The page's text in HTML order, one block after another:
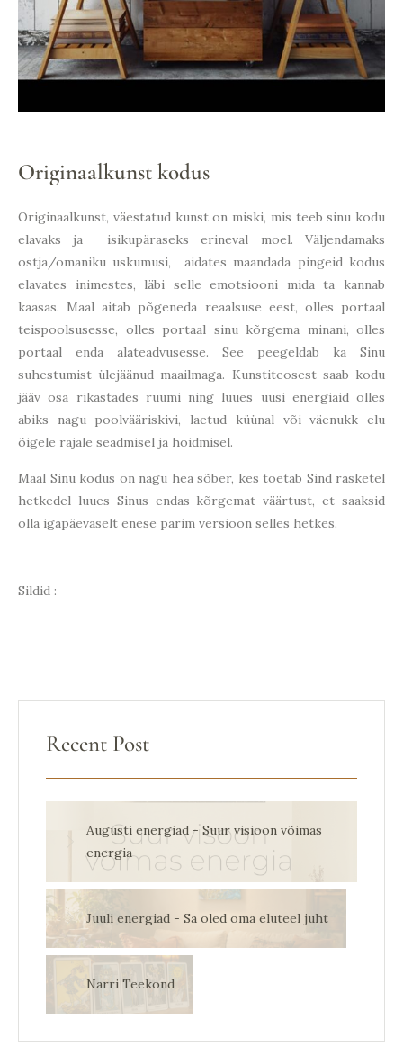
Originaalkunst kodus
Originaalkunst, väestatud kunst on miski, mis teeb sinu kodu
elavaks ja isikupäraseks erineval moel. Väljendamaks
ostja/omaniku uskumusi, aidates maandada pingeid kodus
elavates inimestes, läbi selle emotsiooni mida ta kannab
kaasas. Maal aitab põgeneda reaalsuse eest, olles portaal
teispoolsusesse, olles portaal sinu kõrgema minani, olles
portaal enda alateadvusesse. See peegeldab ka Sinu
suhestumist ülejäänud maailmaga. Kunstiteosest saab kodu
jääv osa rikastades ruumi ning luues uusi energiaid olles
abiks nagu poolvääriskivi, laetud küünal või väenukk elu
õigele rajale seadmisel ja hoidmisel.
Maal Sinu kodus on nagu hea sõber, kes toetab Sind rasketel
hetkedel luues Sinus endas kõrgemat väärtust, et saaksid
olla igapäevaselt enese parim versioon selles hetkes.
Sildid :
Recent Post
Augusti energiad - Suur visioon võimas
energia
Juuli energiad - Sa oled oma eluteel juht
Narri Teekond